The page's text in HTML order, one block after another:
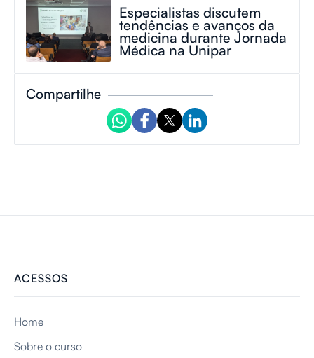
Compartilhe
Especialistas discutem
tendências e avanços da
medicina durante Jornada
Médica na Unipar
ACESSOS
Home
Sobre o curso